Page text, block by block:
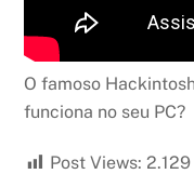
O famoso
funciona no seu PC?
Post Views: 2.129